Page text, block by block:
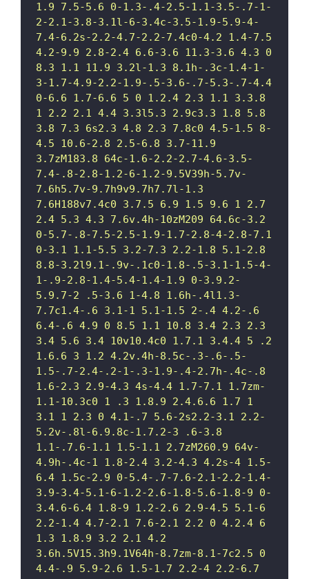
1.9 7.5-5.6 0-1.3-.4-2.5-1.1-3.5-.7-1-
2-2.1-3.8-3.1l-6-3.4c-3.5-1.9-5.9-4-
7.4-6.2s-2.2-4.7-2.2-7.4c0-4.2 1.4-7.5
4.2-9.9 2.8-2.4 6.6-3.6 11.3-3.6 4.3 0
8.3 1.1 11.9 3.2l-1.3 8.1h-.3c-1.4-1-
3-1.7-4.9-2.2-1.9-.5-3.6-.7-5.3-.7-4.4
0-6.6 1.7-6.6 5 0 1.2.4 2.3 1.1 3.3.8
1 2.2 2.1 4.4 3.3l5.3 2.9c3.3 1.8 5.8
3.8 7.3 6s2.3 4.8 2.3 7.8c0 4.5-1.5 8-
4.5 10.6-2.8 2.5-6.8 3.7-11.9
3.7zM183.8 64c-1.6-2.2-2.7-4.6-3.5-
7.4-.8-2.8-1.2-6-1.2-9.5V39h-5.7v-
7.6h5.7v-9.7h9v9.7h7.7l-1.3
7.6H188v7.4c0 3.7.5 6.9 1.5 9.6 1 2.7
2.4 5.3 4.3 7.6v.4h-10zM209 64.6c-3.2
0-5.7-.8-7.5-2.5-1.9-1.7-2.8-4-2.8-7.1
0-3.1 1.1-5.5 3.2-7.3 2.2-1.8 5.1-2.8
8.8-3.2l9.1-.9v-.1c0-1.8-.5-3.1-1.5-4-
1-.9-2.8-1.4-5.4-1.4-1.9 0-3.9.2-
5.9.7-2 .5-3.6 1-4.8 1.6h-.4l1.3-
7.7c1.4-.6 3.1-1 5.1-1.5 2-.4 4.2-.6
6.4-.6 4.9 0 8.5 1.1 10.8 3.4 2.3 2.3
3.4 5.6 3.4 10v10.4c0 1.7.1 3.4.4 5 .2
1.6.6 3 1.2 4.2v.4h-8.5c-.3-.6-.5-
1.5-.7-2.4-.2-1-.3-1.9-.4-2.7h-.4c-.8
1.6-2.3 2.9-4.3 4s-4.4 1.7-7.1 1.7zm-
1.1-10.3c0 1 .3 1.8.9 2.4.6.6 1.7 1
3.1 1 2.3 0 4.1-.7 5.6-2s2.2-3.1 2.2-
5.2v-.8l-6.9.8c-1.7.2-3 .6-3.8
1.1-.7.6-1.1 1.5-1.1 2.7zM260.9 64v-
4.9h-.4c-1 1.8-2.4 3.2-4.3 4.2s-4 1.5-
6.4 1.5c-2.9 0-5.4-.7-7.6-2.1-2.2-1.4-
3.9-3.4-5.1-6-1.2-2.6-1.8-5.6-1.8-9 0-
3.4.6-6.4 1.8-9 1.2-2.6 2.9-4.5 5.1-6
2.2-1.4 4.7-2.1 7.6-2.1 2.2 0 4.2.4 6
1.3 1.8.9 3.2 2.1 4.2
3.6h.5V15.3h9.1V64h-8.7zm-8.1-7c2.5 0
4.4-.9 5.9-2.6 1.5-1.7 2.2-4 2.2-6.7